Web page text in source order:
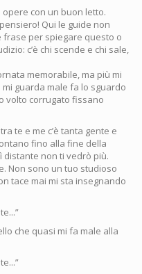
con un buon letto.
Qui le guide non
per spiegare questo o
c’è chi scende e chi sale,
memorabile, ma più mi
guarda male fa lo sguardo
volto corrugato fissano
te e me c’è tanta gente e
fino alla fine della
distante non ti vedrò più.
Non sono un tuo studioso
tace mai mi sta insegnando
che quasi mi fa male alla